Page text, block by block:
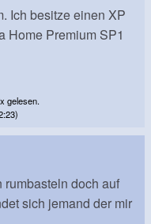
Ich besitze einen XP
Home Premium SP1
gelesen.
doch auf
sich jemand der mir